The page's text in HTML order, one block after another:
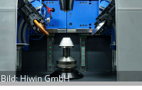
Bild: Hiwin GmbH